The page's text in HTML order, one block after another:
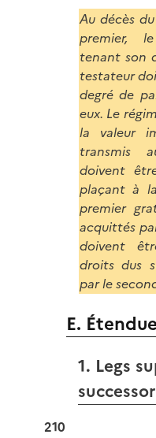
Au décès
premier,
tenant son
testateur
degré de
eux. Le
la valeur
transmis
doivent
plaçant à
premier
acquittés
doivent
droits dus
par le
E.
1. Legs
210